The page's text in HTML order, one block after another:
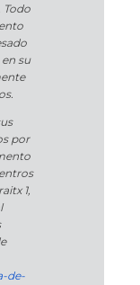
Todo
su
por
1,
de-